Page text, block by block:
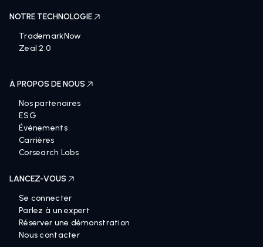
NOTRE TECHNOLOGIE
TrademarkNow
Zeal 2.0
À PROPOS DE NOUS
Nos partenaires
ESG
Événements
Carrières
Corsearch Labs
LANCEZ-VOUS
Se connecter
Parlez à un expert
Réserver une démonstration
Nous contacter